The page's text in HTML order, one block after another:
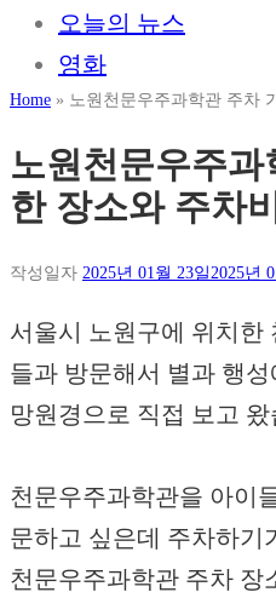
오늘의 뉴스
영화
Home » 노원천문우주과학관 주차
노원천문우주
한 장소와 주차비
작성일자 2025년 01월 23일2025년
서울시 노원구에 위치한
들과 방문해서 별과 행
망원경으로 직접 보고 왔
천문우주과학관을 아이
문하고 싶은데 주차하기
천문우주과학관 주차 장